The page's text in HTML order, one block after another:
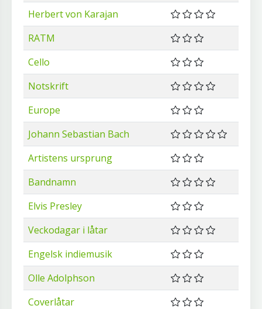
Herbert von Karajan
RATM
Cello
Notskrift
Europe
Johann Sebastian Bach
Artistens ursprung
Bandnamn
Elvis Presley
Veckodagar i låtar
Engelsk indiemusik
Olle Adolphson
Coverlåtar